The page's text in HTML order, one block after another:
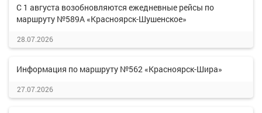
С 1 августа возобновляются ежедневные рейсы по
маршруту №589А «Красноярск-Шушенское»
28.07.2026
Информация по маршруту №562 «Красноярск-Шира»
27.07.2026